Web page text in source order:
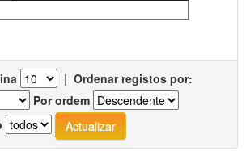
| Ordenar registos por:
Por ordem